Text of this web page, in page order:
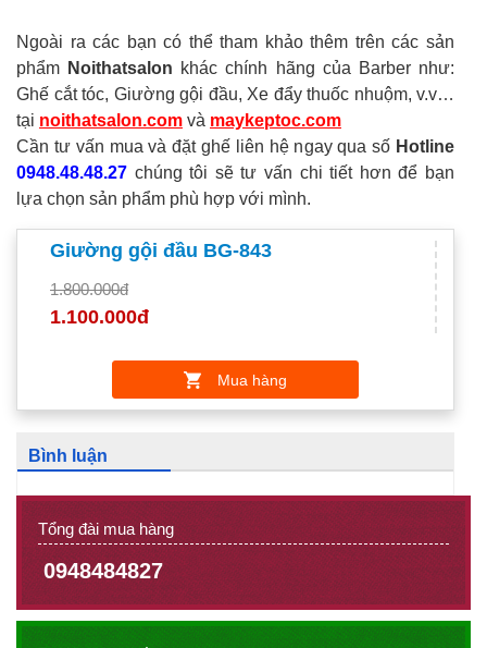
Ngoài ra các bạn có thể tham khảo thêm trên các sản
phẩm Noithatsalon khác chính hãng của Barber như:
Ghế cắt tóc, Giường gội đầu, Xe đẩy thuốc nhuộm, v.v…
tại noithatsalon.com và maykeptoc.com
Cần tư vấn mua và đặt ghế liên hệ ngay qua số Hotline
0948.48.48.27 chúng tôi sẽ tư vấn chi tiết hơn để bạn
lựa chọn sản phẩm phù hợp với mình.
Giường gội đầu BG-843
1.800.000đ
1.100.000đ
Mua hàng
Bình luận
Tổng đài mua hàng
0948484827